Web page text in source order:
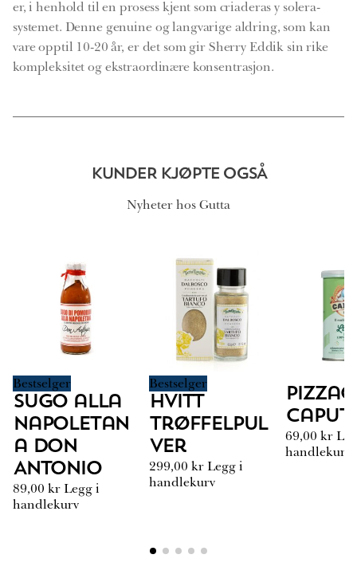
er, i henhold til en prosess kjent som criaderas y solera-
systemet. Denne genuine og langvarige aldring, som kan
vare opptil 10-20 år, er det som gir Sherry Eddik sin rike
kompleksitet og ekstraordinære konsentrasjon.
KUNDER KJØPTE OGSÅ
Nyheter hos Gutta
Bestselger
Sugo alla
Napoletan
a Don
Antonio
89,00 kr Legg i
handlekurv
Bestselger
Hvitt
Trøffelpul
ver
299,00kr Legg i
handlekurv
69,00kr
handlekurv